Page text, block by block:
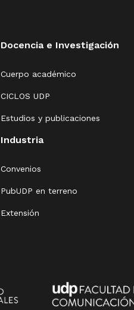
Docencia e Investigación
Cuerpo académico
CICLOS UDP
Estudios y publicaciones
Industria
Convenios
PubUDP en terreno
Extensión